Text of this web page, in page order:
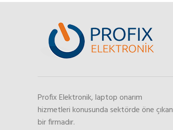
Profix Elektronik, laptop onarım
hizmetleri konusunda sektörde öne çıkan
bir firmadır.